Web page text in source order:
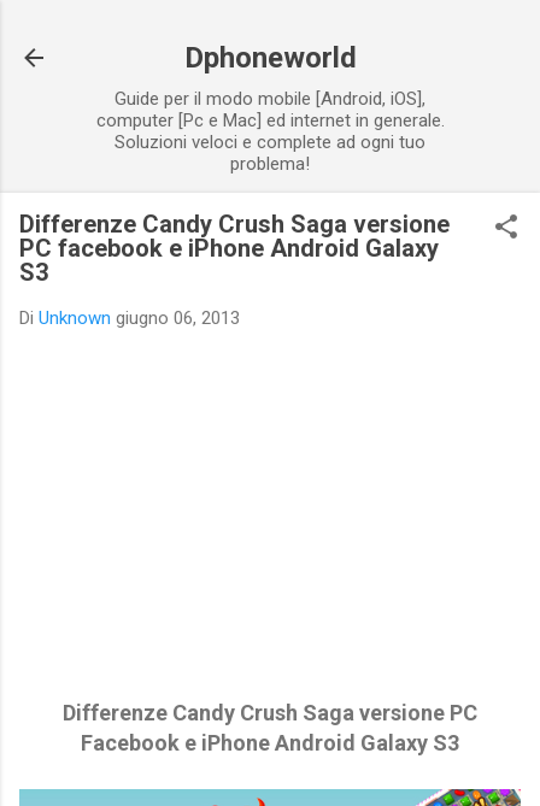
Dphoneworld
Guide per il modo mobile [Android, iOS],
computer [Pc e Mac] ed internet in generale.
Soluzioni veloci e complete ad ogni tuo
problema!
Differenze Candy Crush Saga versione
PC facebook e iPhone Android Galaxy
S3
Di Unknown giugno 06, 2013
Differenze Candy Crush Saga versione PC
Facebook e iPhone Android Galaxy S3